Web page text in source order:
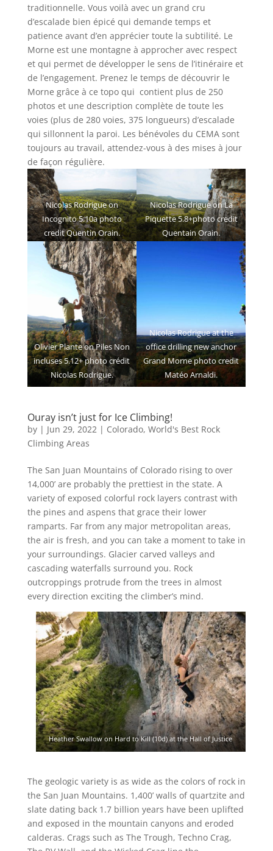
traditionnelle. Vous voilà avec un grand cru
d’escalade bien épicé qui demande temps et
patience avant d’en apprécier toute la subtilité. Le
Morne est une montagne à approcher avec respect
et qui permet de développer le sens de l’itinéraire et
de l’engagement. Prenez le temps de découvrir le
Morne grâce à ce topo qui contient plus de 250
photos et une description complète de toute les
voies (plus de 280 voies, 375 longueurs) d’escalade
qui sillonnent la paroi. Les bénévoles du CEMA sont
toujours au travail, attendez-vous à des mises à jour
de façon régulière.
Nicolas Rodrigue on
Incognito 5.10a photo
credit Quentin Orain.
Nicolas Rodrigue on La
Piquette 5.8+photo credit
Quentain Orain.
Olivier Plante on Piles Non
incluses 5.12+ photo crédit
Nicolas Rodrigue.
Nicolas Rodrigue at the
office drilling new anchor
Grand Morne photo credit
Matéo Arnaldi.
Ouray isn’t just for Ice Climbing!
by | Jun 29, 2022| Colorado, World's Best Rock
Climbing Areas
The San Juan Mountains of Colorado rising to over
14,000’ are probably the prettiest in the state. A
variety of exposed colorful rock layers contrast with
the pines and aspens that grace their lower
ramparts. Far from any major metropolitan areas,
the air is fresh, and you can take a moment to take in
your surroundings. Glacier carved valleys and
cascading waterfalls surround you. Rock
outcroppings protrude from the trees in almost
every direction exciting the climber’s mind.
Heather Swallow on Hard to Kill (10d) at the Hall of Justice
The geologic variety is as wide as the colors of rock in
the San Juan Mountains. 1,400’ walls of quartzite and
slate dating back 1.7 billion years have been uplifted
and exposed in the mountain canyons and eroded
calderas. Crags such as The Trough, Techno Crag,